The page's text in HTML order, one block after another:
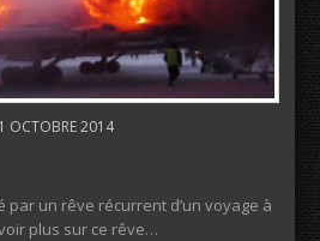
OCTOBRE 2014
par un rêve récurrent d’un voyage à
plus sur ce rêve…